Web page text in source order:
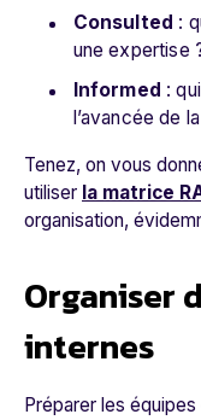
Consulted :
une expertise
Informed :
l’avancée de
Tenez, on vous
utiliser la matrice
organisation,
Organiser
internes
Préparer les